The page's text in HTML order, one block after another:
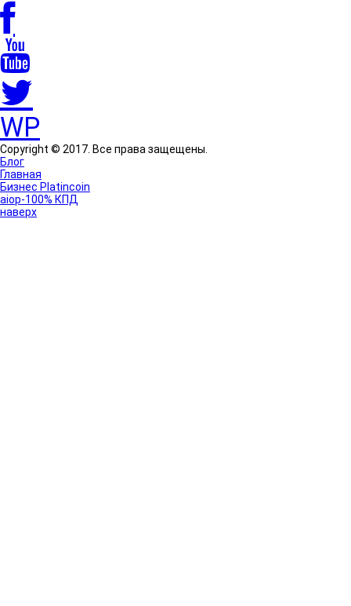
WP
Copyright © 2017. Все права защещены.
Блог
Главная
Бизнес Platincoin
aiop-100% КПД
наверх